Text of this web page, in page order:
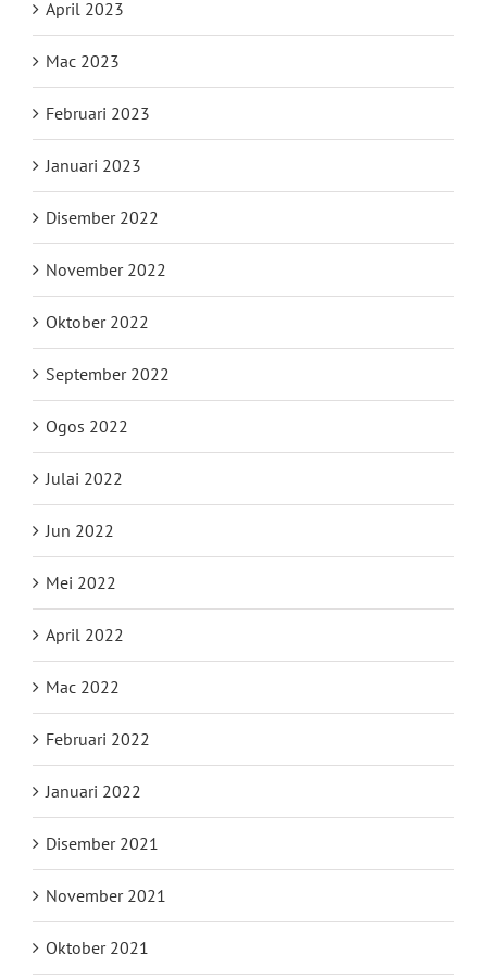
April 2023
Mac 2023
Februari 2023
Januari 2023
Disember 2022
November 2022
Oktober 2022
September 2022
Ogos 2022
Julai 2022
Jun 2022
Mei 2022
April 2022
Mac 2022
Februari 2022
Januari 2022
Disember 2021
November 2021
Oktober 2021